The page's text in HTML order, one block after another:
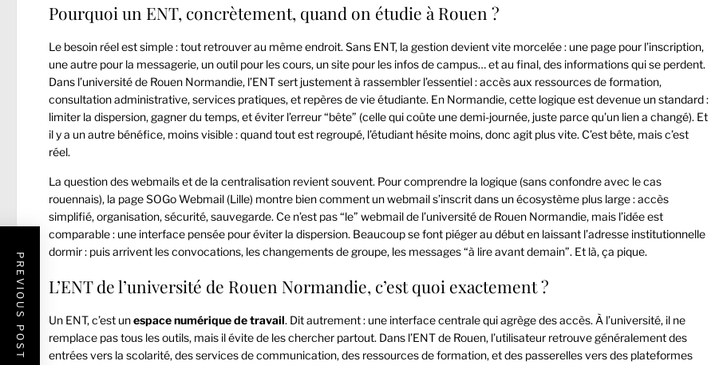
Pourquoi un ENT, concrètement, quand on étudie à Rouen ?
Le besoin réel est simple : tout retrouver au même endroit. Sans ENT, la gestion devient vite morcelée : une page pour l’inscription,
une autre pour la messagerie, un outil pour les cours, un site pour les infos de campus… et au final, des informations qui se perdent.
Dans l’université de Rouen Normandie, l’ENT sert justement à rassembler l’essentiel : accès aux ressources de formation,
consultation administrative, services pratiques, et repères de vie étudiante. En Normandie, cette logique est devenue un standard :
limiter la dispersion, gagner du temps, et éviter l’erreur “bête” (celle qui coûte une demi-journée, juste parce qu’un lien a changé). Et
il y a un autre bénéfice, moins visible : quand tout est regroupé, l’étudiant hésite moins, donc agit plus vite. C’est bête, mais c’est
réel.
La question des webmails et de la centralisation revient souvent. Pour comprendre la logique (sans confondre avec le cas
rouennais), la pageSOGo Webmail (Lille) montre bien comment un webmail s’inscrit dans un écosystème plus large : accès
simplifié, organisation, sécurité, sauvegarde. Ce n’est pas “le” webmail de l’université de Rouen Normandie, mais l’idée est
comparable : une interface pensée pour éviter la dispersion. Beaucoup se font piéger au début en laissant l’adresse institutionnelle
dormir : puis arrivent les convocations, les changements de groupe, les messages “à lire avant demain”. Et là, ça pique.
L’ENT de l’université de Rouen Normandie, c’est quoi exactement ?
Un ENT, c’est unespace numérique de travail. Dit autrement : une interface centrale qui agrège des accès. À l’université, il ne
remplace pas tous les outils, mais il évite de les chercher partout. Dans l’ENT de Rouen, l’utilisateur retrouve généralement des
entrées vers la scolarité, des services de communication, des ressources de formation, et des passerelles vers des plateformes
PREVIOUS POST